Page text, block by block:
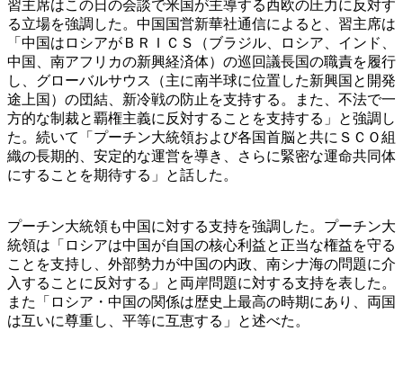
習主席はこの日の会談で米国が主導する西欧の圧力に反対す
る立場を強調した。中国国営新華社通信によると、習主席は
「中国はロシアがＢＲＩＣＳ（ブラジル、ロシア、インド、
中国、南アフリカの新興経済体）の巡回議長国の職責を履行
し、グローバルサウス（主に南半球に位置した新興国と開発
途上国）の団結、新冷戦の防止を支持する。また、不法で一
方的な制裁と覇権主義に反対することを支持する」と強調し
た。続いて「プーチン大統領および各国首脳と共にＳＣＯ組
織の長期的、安定的な運営を導き、さらに緊密な運命共同体
にすることを期待する」と話した。
プーチン大統領も中国に対する支持を強調した。プーチン大
統領は「ロシアは中国が自国の核心利益と正当な権益を守る
ことを支持し、外部勢力が中国の内政、南シナ海の問題に介
入することに反対する」と両岸問題に対する支持を表した。
また「ロシア・中国の関係は歴史上最高の時期にあり、両国
は互いに尊重し、平等に互恵する」と述べた。